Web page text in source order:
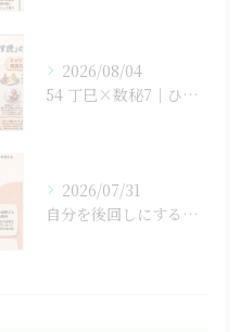
2026/08/04
54 丁巳×数秘7｜ひとりで抱え込まない生き方
2026/07/31
自分を後回しにするのをやめると人生が変わる！